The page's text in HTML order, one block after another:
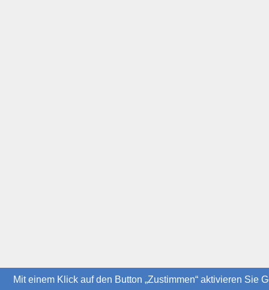
Mit einem Klick auf den Button „Zustimmen“ aktivieren